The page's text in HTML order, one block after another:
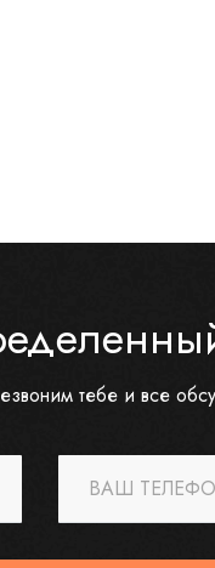
тебе и все
ВАШ